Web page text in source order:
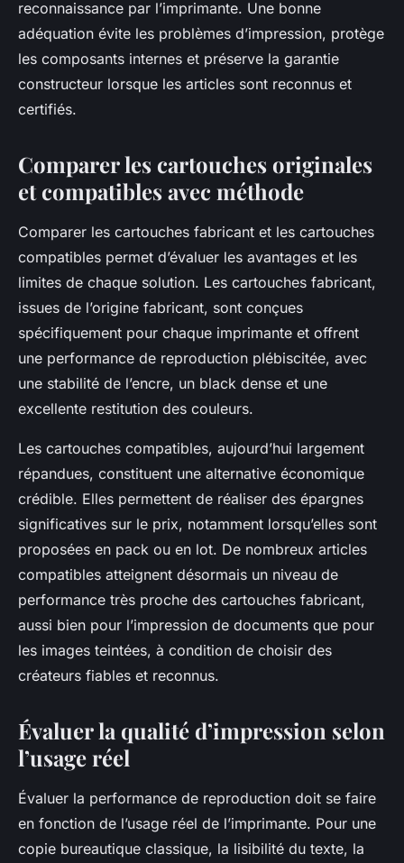
reconnaissance par l’imprimante. Une bonne
adéquation évite les problèmes d’impression, protège
les composants internes et préserve la garantie
constructeur lorsque les articles sont reconnus et
certifiés.
Comparer les cartouches originales
et compatibles avec méthode
Comparer les cartouches fabricant et les cartouches
compatibles permet d’évaluer les avantages et les
limites de chaque solution. Les cartouches fabricant,
issues de l’origine fabricant, sont conçues
spécifiquement pour chaque imprimante et offrent
une performance de reproduction plébiscitée, avec
une stabilité de l’encre, un black dense et une
excellente restitution des couleurs.
Les cartouches compatibles, aujourd’hui largement
répandues, constituent une alternative économique
crédible. Elles permettent de réaliser des épargnes
significatives sur le prix, notamment lorsqu’elles sont
proposées en pack ou en lot. De nombreux articles
compatibles atteignent désormais un niveau de
performance très proche des cartouches fabricant,
aussi bien pour l’impression de documents que pour
les images teintées, à condition de choisir des
créateurs fiables et reconnus.
Évaluer la qualité d’impression selon
l’usage réel
Évaluer la performance de reproduction doit se faire
en fonction de l’usage réel de l’imprimante. Pour une
copie bureautique classique, la lisibilité du texte, la